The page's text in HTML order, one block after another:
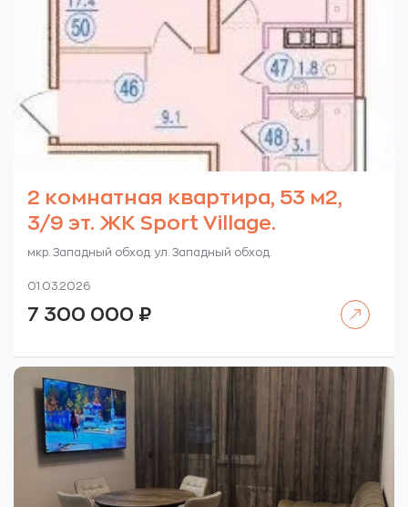
2 комнатная квартира, 53 м2,
3/9 эт. ЖК Sport Village.
мкр. Западный обход. ул. Западный обход.
01.03.2026
7 300 000 ₽